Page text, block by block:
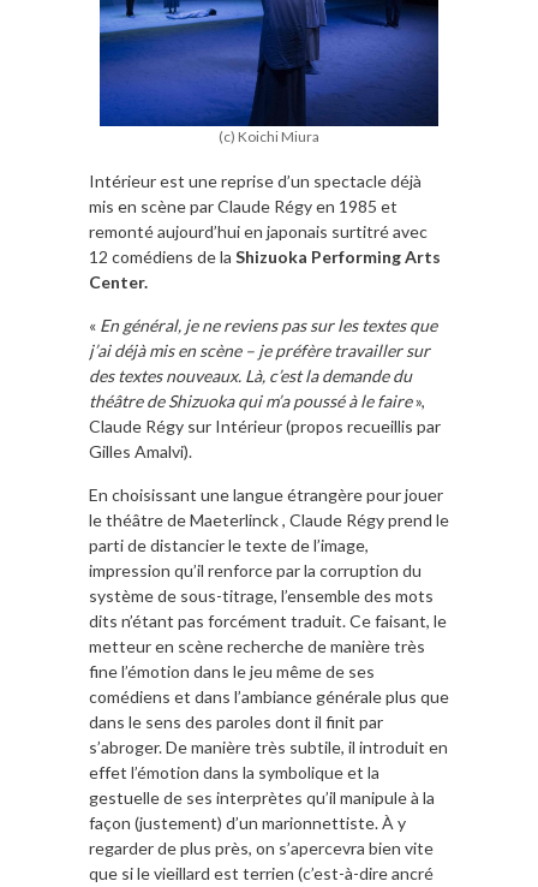
(c) Koichi Miura
Intérieur est une reprise d’un spectacle déjà
mis en scène par Claude Régy en 1985 et
remonté aujourd’hui en japonais surtitré avec
12 comédiens de la Shizuoka Performing Arts
Center.
« En général, je ne reviens pas sur les textes que
j’ai déjà mis en scène – je préfère travailler sur
des textes nouveaux. Là, c’est la demande du
théâtre de Shizuoka qui m’a poussé à le faire»,
Claude Régy sur Intérieur (propos recueillis par
Gilles Amalvi).
En choisissant une langue étrangère pour jouer
le théâtre de Maeterlinck , Claude Régy prend le
parti de distancier le texte de l’image,
impression qu’il renforce par la corruption du
système de sous-titrage, l’ensemble des mots
dits n’étant pas forcément traduit. Ce faisant, le
metteur en scène recherche de manière très
fine l’émotion dans le jeu même de ses
comédiens et dans l’ambiance générale plus que
dans le sens des paroles dont il finit par
s’abroger. De manière très subtile, il introduit en
effet l’émotion dans la symbolique et la
gestuelle de ses interprètes qu’il manipule à la
façon (justement) d’un marionnettiste. À y
regarder de plus près, on s’apercevra bien vite
que si le vieillard est terrien (c’est-à-dire ancré